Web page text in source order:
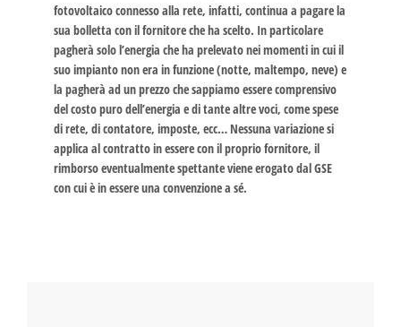
fotovoltaico connesso alla rete, infatti, continua a pagare la
sua bolletta con il fornitore che ha scelto. In particolare
pagherà solo l’energia che ha prelevato nei momenti in cui il
suo impianto non era in funzione (notte, maltempo, neve) e
la pagherà ad un prezzo che sappiamo essere comprensivo
del costo puro dell’energia e di tante altre voci, come spese
di rete, di contatore, imposte, ecc… Nessuna variazione si
applica al contratto in essere con il proprio fornitore, il
rimborso eventualmente spettante viene erogato dal GSE
con cui è in essere una convenzione a sé.